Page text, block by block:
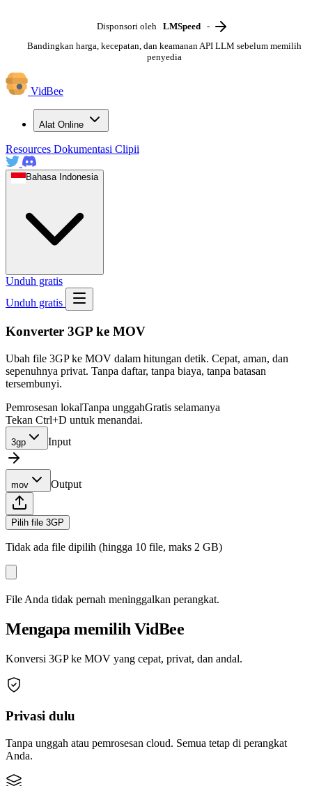
Disponsori oleh LMSpeed -
Bandingkan harga, kecepatan, dan keamanan API LLM sebelum memilih
penyedia
VidBee
Alat Online
Resources Dokumentasi Clipii
Bahasa Indonesia
Unduh gratis
Unduh gratis
Konverter 3GP ke MOV
Ubah file 3GP ke MOV dalam hitungan detik. Cepat, aman, dan
sepenuhnya privat. Tanpa daftar, tanpa biaya, tanpa batasan
tersembunyi.
Pemrosesan lokalTanpa unggahGratis selamanya
Tekan Ctrl+D untuk menandai.
3gp Input
mov Output
Pilih file 3GP
Tidak ada file dipilih (hingga 10 file, maks 2 GB)
File Anda tidak pernah meninggalkan perangkat.
Mengapa memilih VidBee
Konversi 3GP ke MOV yang cepat, privat, dan andal.
Privasi dulu
Tanpa unggah atau pemrosesan cloud. Semua tetap di perangkat
Anda.